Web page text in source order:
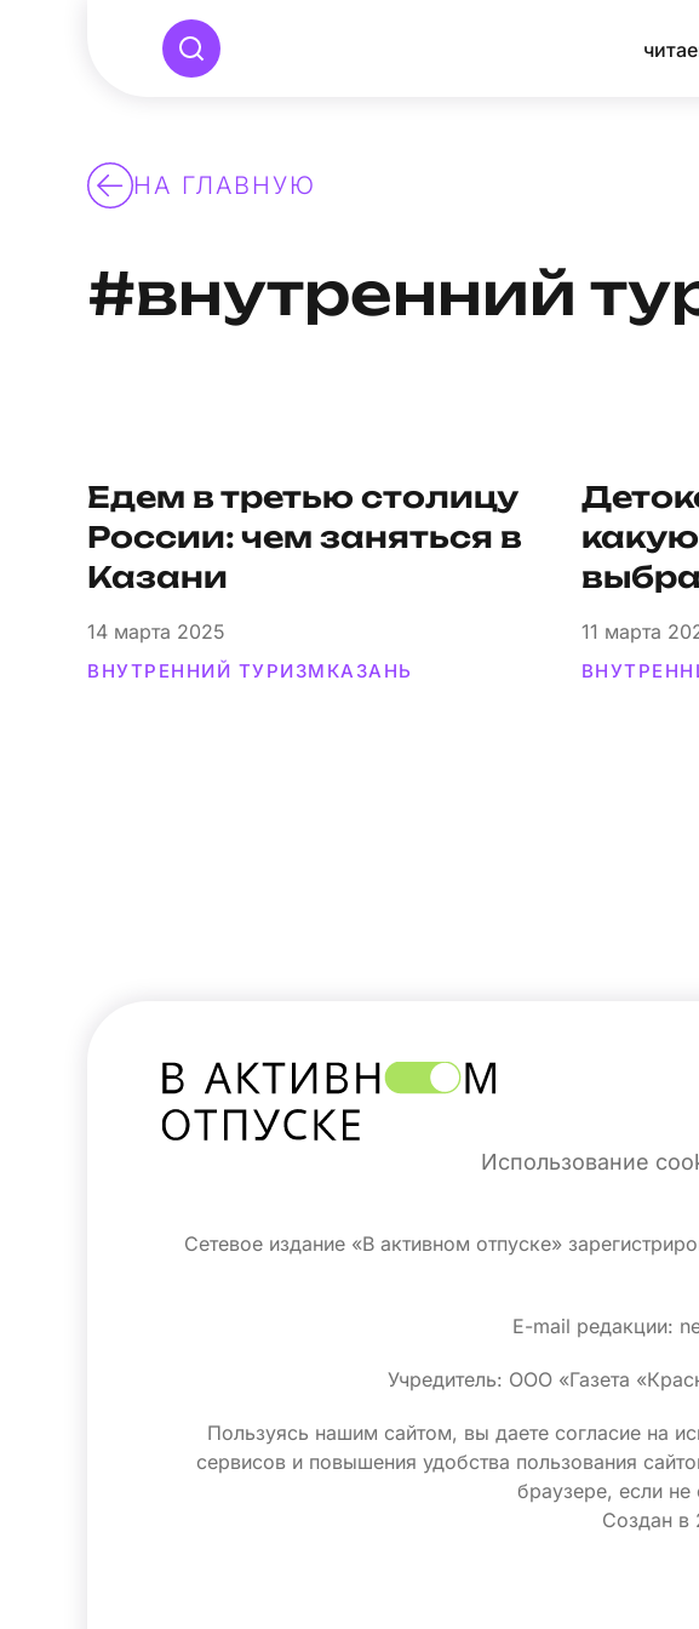
НА ГЛАВНУЮ
#внутренний
Едем в третью столицу
России: чем заняться в
Казани
14 марта 2025
ВНУТРЕННИЙ ТУРИЗМ КАЗАНЬ
11 марта
Использование
Сетевое издание «В активном отпуске»
E-mail редакции:
Учредитель: ООО «Газета
Пользуясь нашим сайтом, вы даете согласие на
сервисов и повышения удобства пользования
браузере, если
Создан